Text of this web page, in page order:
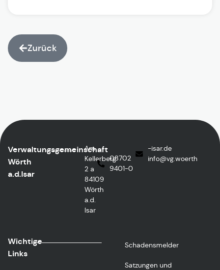
Zurück
Verwaltungsgemeinschaft
Wörth
a.d.Isar
Am
Kellerberg
2 a
84109
Wörth
a.d.
Isar
08702
9401-0
ed.rasi-
htreow.gv
@ofni
Wichtige
Links
Schadensmelder
Satzungen und